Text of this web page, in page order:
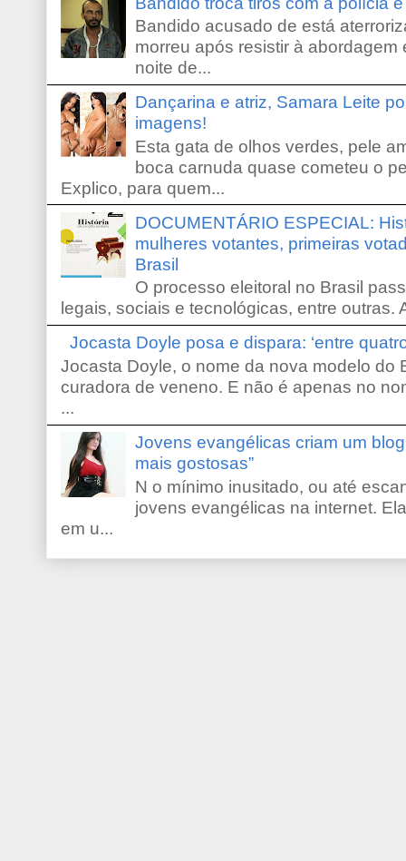
Bandido acusado de está
morreu após resistir à
noite de...
Dançarina e atriz, Samara Leite
imagens!
Esta gata de olhos verdes, pele
boca carnuda quase cometeu o
Explico, para quem...
DOCUMENTÁRIO ESPECIAL:
mulheres votantes, primeiras
Brasil
O processo eleitoral no Brasil
legais, sociais e tecnológicas, entre outras.
Jocasta Doyle posa e dispara: ‘entre
Jocasta Doyle, o nome da nova modelo do
curadora de veneno. E não é apenas no
...
Jovens evangélicas criam um
mais gostosas”
N o mínimo inusitado, ou até
jovens evangélicas na internet.
em u...